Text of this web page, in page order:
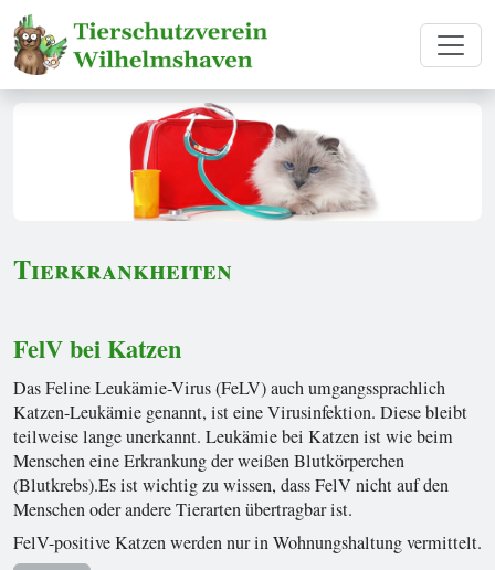
Tierkrankheiten
FelV bei Katzen
Das Feline Leukämie-Virus (FeLV) auch umgangssprachlich
Katzen-Leukämie genannt, ist eine Virusinfektion. Diese bleibt
teilweise lange unerkannt. Leukämie bei Katzen ist wie beim
Menschen eine Erkrankung der weißen Blutkörperchen
(Blutkrebs).Es ist wichtig zu wissen, dass FelV nicht auf den
Menschen oder andere Tierarten übertragbar ist.
FelV-positive Katzen werden nur in Wohnungshaltung vermittelt.